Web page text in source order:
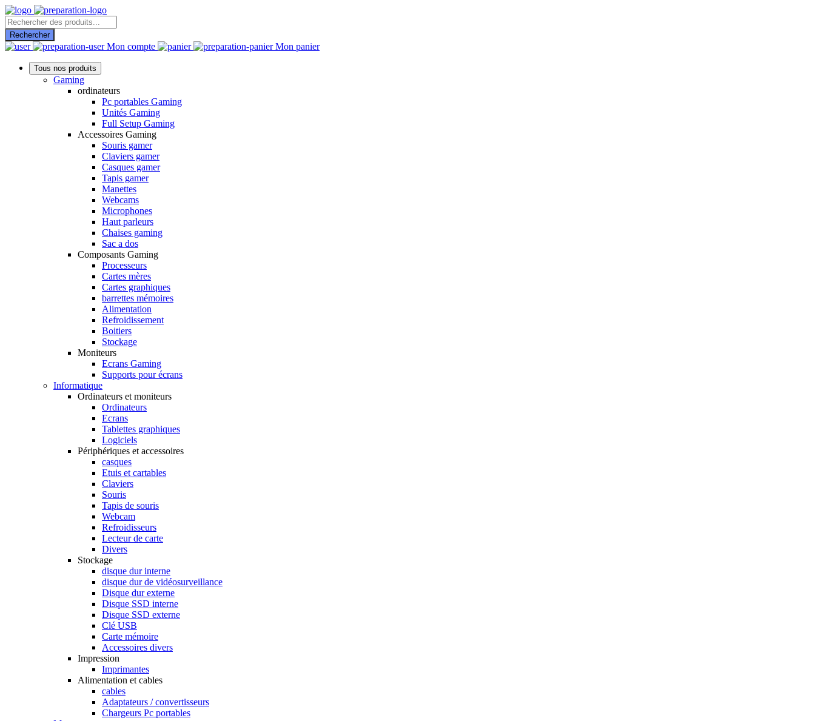
Recherche
de
produits
Rechercher
Mon compte Mon panier
Tous nos produits
Gaming
ordinateurs
Pc portables Gaming
Unités Gaming
Full Setup Gaming
Accessoires Gaming
Souris gamer
Claviers gamer
Casques gamer
Tapis gamer
Manettes
Webcams
Microphones
Haut parleurs
Chaises gaming
Sac a dos
Composants Gaming
Processeurs
Cartes mères
Cartes graphiques
barrettes mémoires
Alimentation
Refroidissement
Boitiers
Stockage
Moniteurs
Ecrans Gaming
Supports pour écrans
Informatique
Ordinateurs et moniteurs
Ordinateurs
Ecrans
Tablettes graphiques
Logiciels
Périphériques et accessoires
casques
Etuis et cartables
Claviers
Souris
Tapis de souris
Webcam
Refroidisseurs
Lecteur de carte
Divers
Stockage
disque dur interne
disque dur de vidéosurveillance
Disque dur externe
Disque SSD interne
Disque SSD externe
Clé USB
Carte mémoire
Accessoires divers
Impression
Imprimantes
Alimentation et cables
cables
Adaptateurs / convertisseurs
Chargeurs Pc portables